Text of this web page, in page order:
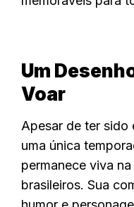
Um
Voar
Apesar de ter sido
uma única
permanece viva
brasileiros. Sua